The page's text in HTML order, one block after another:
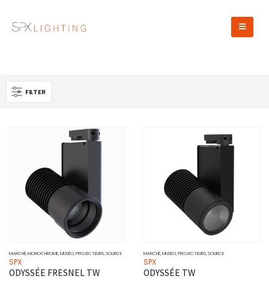
FILTER
MARCHÉ,MONOCHROME,MUSÉO,PROJECTEURS,SOURCE
SPX
ODYSSÉE FRESNEL TW
MARCHÉ,MUSÉO,PROJECTEURS,SOURCE
SPX
ODYSSÉE TW